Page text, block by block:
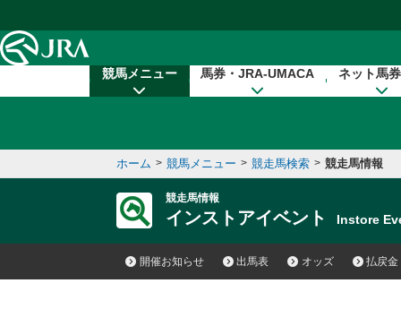
競馬メニュー 馬券・JRA-UMACA ネット馬
ホーム > 競馬メニュー > 競走馬検索 > 競走馬情報
競走馬情報
インストアイベント Instore
開催お知らせ 出馬表 オッズ 払戻金